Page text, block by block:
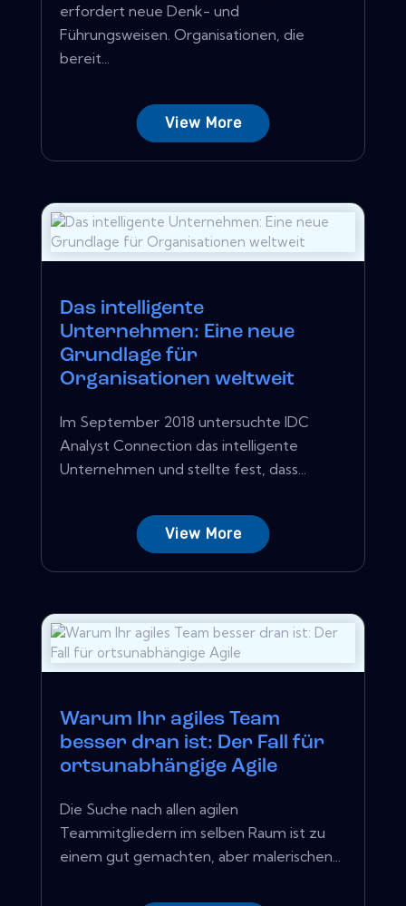
erfordert neue Denk- und
Führungsweisen. Organisationen, die
bereit...
View More
Das intelligente
Unternehmen: Eine neue
Grundlage für
Organisationen weltweit
Im September 2018 untersuchte IDC
Analyst Connection das intelligente
Unternehmen und stellte fest, dass...
View More
Warum Ihr agiles Team
besser dran ist: Der Fall für
ortsunabhängige Agile
Die Suche nach allen agilen
Teammitgliedern im selben Raum ist zu
einem gut gemachten, aber malerischen...